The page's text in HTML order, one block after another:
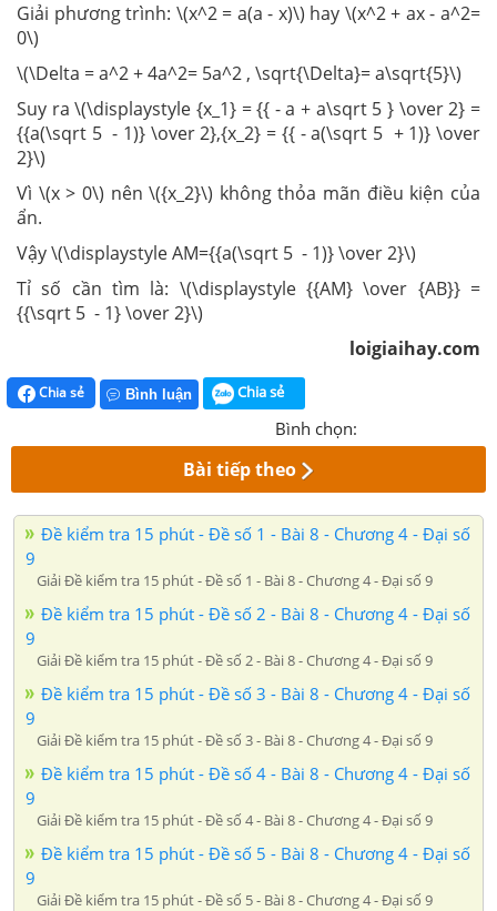
Giải phương trình: \(x^2 = a(a - x)\) hay \(x^2 + ax - a^2=
0\)
\(\Delta = a^2 + 4a^2= 5a^2 , \sqrt{\Delta}= a\sqrt{5}\)
Suy ra \(\displaystyle {x_1} = {{ - a + a\sqrt 5 } \over 2} =
{{a(\sqrt 5 - 1)} \over 2},{x_2} = {{ - a(\sqrt 5 + 1)} \over
2}\)
Vì \(x > 0\) nên \({x_2}\) không thỏa mãn điều kiện của
ẩn.
Vậy \(\displaystyle AM={{a(\sqrt 5 - 1)} \over 2}\)
Tỉ số cần tìm là: \(\displaystyle {{AM} \over {AB}} =
{{\sqrt 5 - 1} \over 2}\)
loigiaihay.com
Chia sẻ Bình luận Chia sẻ
Bình chọn:
Bài tiếp theo
Đề kiểm tra 15 phút - Đề số 1 - Bài 8 - Chương 4 - Đại số
9
Giải Đề kiểm tra 15 phút - Đề số 1 - Bài 8 - Chương 4 - Đại số 9
Đề kiểm tra 15 phút - Đề số 2 - Bài 8 - Chương 4 - Đại số
9
Giải Đề kiểm tra 15 phút - Đề số 2 - Bài 8 - Chương 4 - Đại số 9
Đề kiểm tra 15 phút - Đề số 3 - Bài 8 - Chương 4 - Đại số
9
Giải Đề kiểm tra 15 phút - Đề số 3 - Bài 8 - Chương 4 - Đại số 9
Đề kiểm tra 15 phút - Đề số 4 - Bài 8 - Chương 4 - Đại số
9
Giải Đề kiểm tra 15 phút - Đề số 4 - Bài 8 - Chương 4 - Đại số 9
Đề kiểm tra 15 phút - Đề số 5 - Bài 8 - Chương 4 - Đại số
9
Giải Đề kiểm tra 15 phút - Đề số 5 - Bài 8 - Chương 4 - Đại số 9